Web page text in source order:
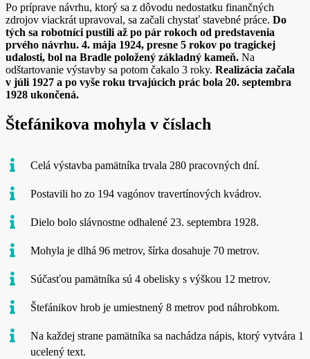
Po príprave návrhu, ktorý sa z dôvodu nedostatku finančných
zdrojov viackrát upravoval, sa začali chystať stavebné práce. Do
tých sa robotníci pustili až po pár rokoch od predstavenia
prvého návrhu. 4. mája 1924, presne 5 rokov po tragickej
udalosti, bol na Bradle položený základný kameň. Na
odštartovanie výstavby sa potom čakalo 3 roky. Realizácia začala
v júli 1927 a po vyše roku trvajúcich prác bola 20. septembra
1928 ukončená.
Štefánikova mohyla v číslach
Celá výstavba pamätníka trvala 280 pracovných dní.
Postavili ho zo 194 vagónov travertínových kvádrov.
Dielo bolo slávnostne odhalené 23. septembra 1928.
Mohyla je dlhá 96 metrov, šírka dosahuje 70 metrov.
Súčasťou pamätníka sú 4 obelisky s výškou 12 metrov.
Štefánikov hrob je umiestnený 8 metrov pod náhrobkom.
Na každej strane pamätníka sa nachádza nápis, ktorý vytvára 1
ucelený text.